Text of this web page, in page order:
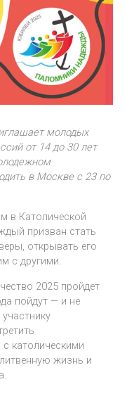
молодых
от 14 до 30 лет
в Москве с 23 по
в Католической
призван стать
открывать его
с другими.
2025 пройдет
пойдут — и не
католическими
жизнь и